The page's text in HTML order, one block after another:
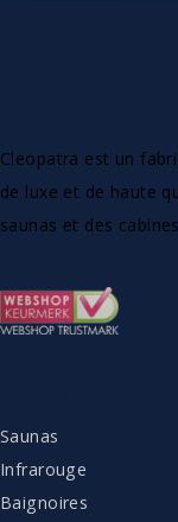
Cleopatra est un
de luxe et de haute
saunas et des
Saunas
Infrarouge
Baignoires